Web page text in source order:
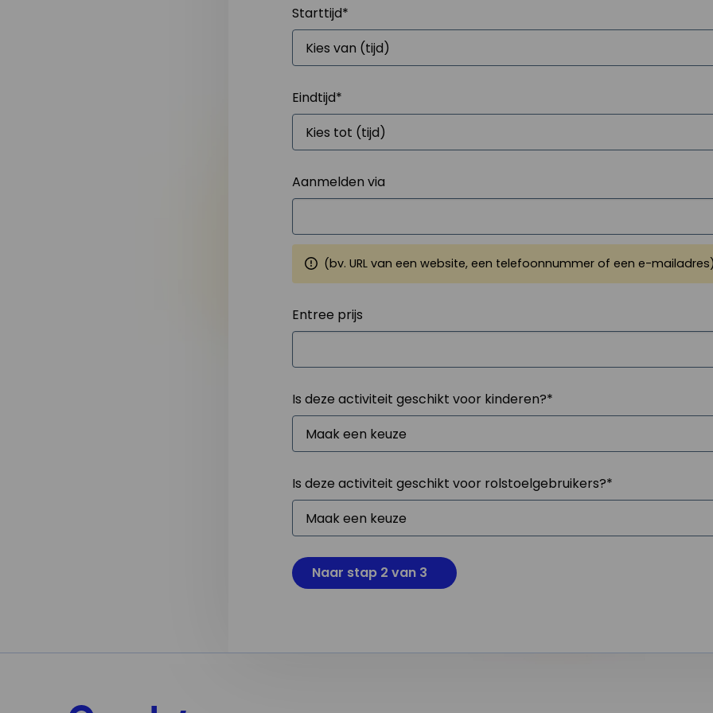
Starttijd*
Eindtijd*
Aanmelden via
(bv. URL van een website, een telefoonnummer of een e-
Entree prijs
Is deze activiteit geschikt voor kinderen?*
Is deze activiteit geschikt voor rolstoelgebruikers?*